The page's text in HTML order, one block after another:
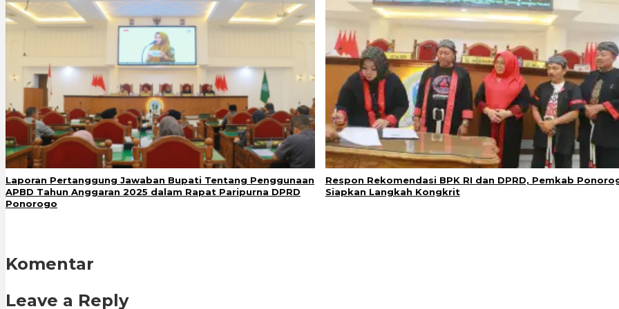
Laporan Pertanggung Jawaban Bupati Tentang Penggunaan
APBD Tahun Anggaran 2025 dalam Rapat Paripurna DPRD
Ponorogo
Respon Rekomendasi BPK RI dan DPRD, Pemkab
Siapkan Langkah Kongkrit
Komentar
Leave a Reply